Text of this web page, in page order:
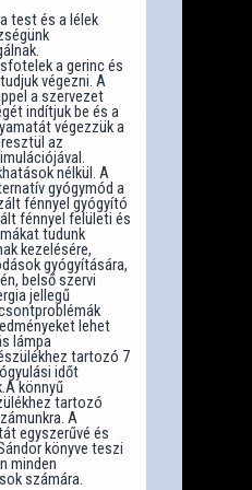
test és a lélek
a gerinc és
végezni. A
a szervezet
indítjuk be és a
végezzük a
az
nélkül. A
gyógymód a
fénnyel gyógyító
fénnyel felületi és
tudunk
kezelésére,
gyógyítására,
belső szervi
jellegű
lehet
lámpa
tartozó 7
időt
könnyű
tartozó
A
egyszerűvé és
könyve teszi
minden
számára.